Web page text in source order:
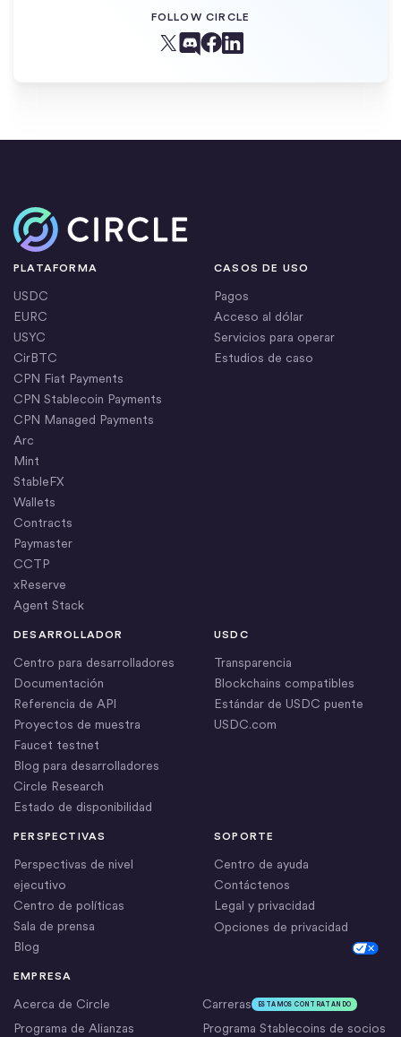
FOLLOW CIRCLE
Inicio
PLATAFORMA
USDC
EURC
USYC
CirBTC
CPN Fiat Payments
CPN Stablecoin Payments
CPN Managed Payments
Arc
Mint
StableFX
Wallets
Contracts
Paymaster
CCTP
xReserve
Agent Stack
CASOS DE USO
Pagos
Acceso al dólar
Servicios para operar
Estudios de caso
DESARROLLADOR
Centro para desarrolladores
Documentación
Referencia de API
Proyectos de muestra
Faucet testnet
Blog para desarrolladores
Circle Research
Estado de disponibilidad
EMPRESA
Acerca de Circle Carreras ESTAMOS CONTRATANDO
Programa de Alianzas
Programa Stablecoins de socios
USDC
Transparencia
Blockchains compatibles
Estándar de USDC puente
USDC.com
PERSPECTIVAS
Perspectivas de nivel
ejecutivo
Centro de políticas
Sala de prensa
Blog
SOPORTE
Centro de ayuda
Contáctenos
Legal y privacidad
Opciones de privacidad